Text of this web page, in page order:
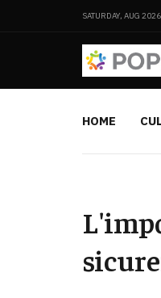
SATURDAY, AUG 2026
HOME